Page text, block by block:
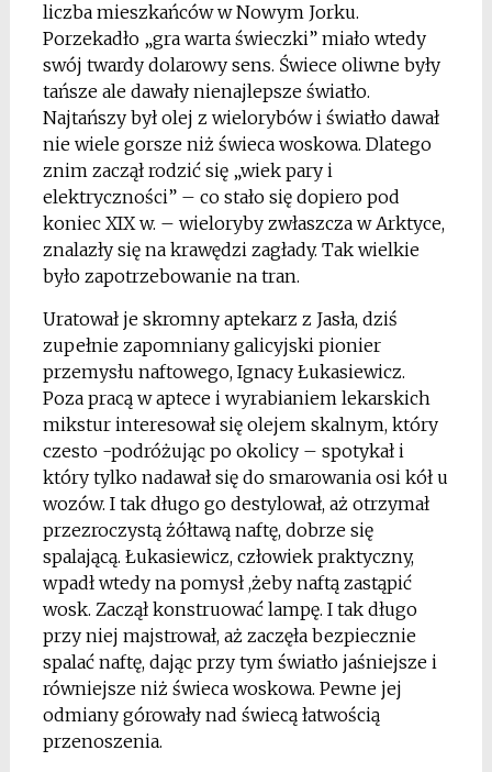
liczba mieszkańców w Nowym Jorku.
Porzekadło „gra warta świeczki” miało wtedy
swój twardy dolarowy sens. Świece oliwne były
tańsze ale dawały nienajlepsze światło.
Najtańszy był olej z wielorybów i światło dawał
nie wiele gorsze niż świeca woskowa. Dlatego
znim zaczął rodzić się „wiek pary i
elektryczności” – co stało się dopiero pod
koniec XIX w. – wieloryby zwłaszcza w Arktyce,
znalazły się na krawędzi zagłady. Tak wielkie
było zapotrzebowanie na tran.
Uratował je skromny aptekarz z Jasła, dziś
zupełnie zapomniany galicyjski pionier
przemysłu naftowego, Ignacy Łukasiewicz.
Poza pracą w aptece i wyrabianiem lekarskich
mikstur interesował się olejem skalnym, który
czesto -podróżując po okolicy – spotykał i
który tylko nadawał się do smarowania osi kół u
wozów. I tak długo go destylował, aż otrzymał
przezroczystą żółtawą naftę, dobrze się
spalającą. Łukasiewicz, człowiek praktyczny,
wpadł wtedy na pomysł ,żeby naftą zastąpić
wosk. Zaczął konstruować lampę. I tak długo
przy niej majstrował, aż zaczęła bezpiecznie
spalać naftę, dając przy tym światło jaśniejsze i
równiejsze niż świeca woskowa. Pewne jej
odmiany górowały nad świecą łatwością
przenoszenia.